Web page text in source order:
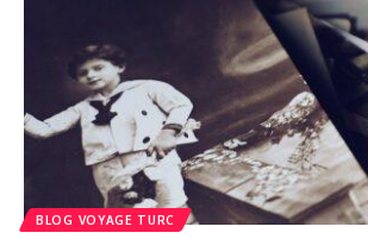
BLOG VOYAGE TURC